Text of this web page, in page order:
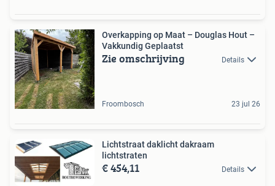
Overkapping op Maat – Douglas Hout –
Vakkundig Geplaatst
Zie omschrijving Details
Froombosch 23 jul 26
Lichtstraat daklicht dakraam
lichtstraten
€ 454,11 Details